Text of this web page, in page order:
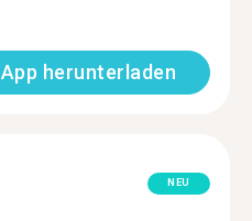
App herunterladen
NEU